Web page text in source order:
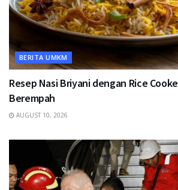
BERITA UMKM
Resep Nasi Briyani dengan Rice
Berempah
AUGUST 10, 2026